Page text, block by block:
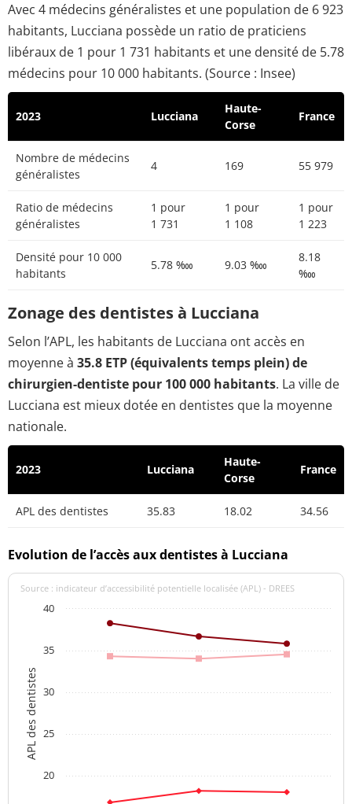
Avec 4 médecins généralistes et une population de 6 923
habitants, Lucciana possède un ratio de praticiens
libéraux de 1 pour 1 731 habitants et une densité de 5.78
médecins pour 10 000 habitants. (Source : Insee)
2023 Lucciana
Haute-
Corse
France
Nombre de médecins
généralistes
4 169 55 979
Ratio de médecins
généralistes
1 pour
1 731
1 pour
1 108
1 pour
1 223
Densité pour 10 000
habitants
5.78 ‱ 9.03 ‱
8.18
‱
Zonage des dentistes à Lucciana
Selon l’APL, les habitants de Lucciana ont accès en
moyenne à 35.8 ETP (équivalents temps plein) de
chirurgien-dentiste pour 100 000 habitants. La ville de
Lucciana est mieux dotée en dentistes que la moyenne
nationale.
2023 Lucciana
Haute-
Corse
France
APL des dentistes 35.83 18.02 34.56
Evolution de l’accès aux dentistes à Lucciana
APL des dentistes
Source : indicateur d’accessibilité potentielle localisée (APL) - DREES
20
25
30
35
40